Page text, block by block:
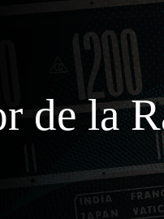
de la